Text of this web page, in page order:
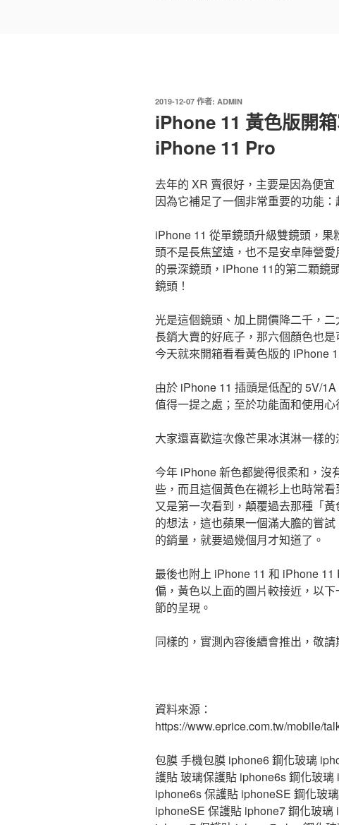
發
2019-12-07 作者: ADMIN
iPhone 11 黃色版開
iPhone 11 Pro
去年的 XR 賣很好，主要是因為便
因為它補足了一個非常重要的功能：
iPhone 11 從單鏡頭升級雙鏡頭，
頭不是長焦望遠，也不是安卓陣營
的景深鏡頭，iPhone 11的第二顆鏡
鏡頭！
光是這個鏡頭、加上開價降二千，
長銷大賣的好底子，那六個顏色也
今天就來開箱看看黃色版的 iPhone
由於 iPhone 11 插頭是低配的 5V/
值得一提之處；至於功能面和使用
大家還喜歡這次像芒果冰淇淋一樣
今年 iPhone 新色都變得很柔和，沒
些，而且這個黃色在襯衫上也時常
又是第一次看到，顛覆過去那種「黃
的想法，這也蘋果一個滿大膽的嘗
的銷量，就要過幾個月才知道了。
最後也附上 iPhone 11 和 iPhone
偏，黃色以上面的圖片較接近，以
節的呈現。
同樣的，實測內容後續會推出，敬
資料來源：
https://www.eprice.com.tw/mobile/
包膜 手機包膜 iphone6 鋼化玻璃
護貼 玻璃保護貼 iphone6s 鋼化玻
iphone6s 保護貼 iphoneSE 鋼化玻
iphoneSE 保護貼 iphone7 鋼化玻